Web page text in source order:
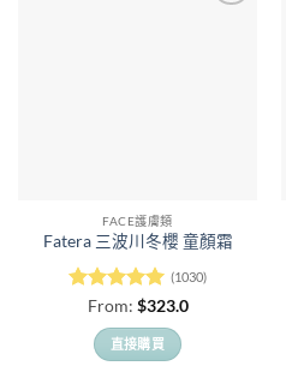
FACE護膚類
Fatera 三波川冬櫻 童顏霜
評分5滿
分 5
(1030)
From: $323.0
直接購買